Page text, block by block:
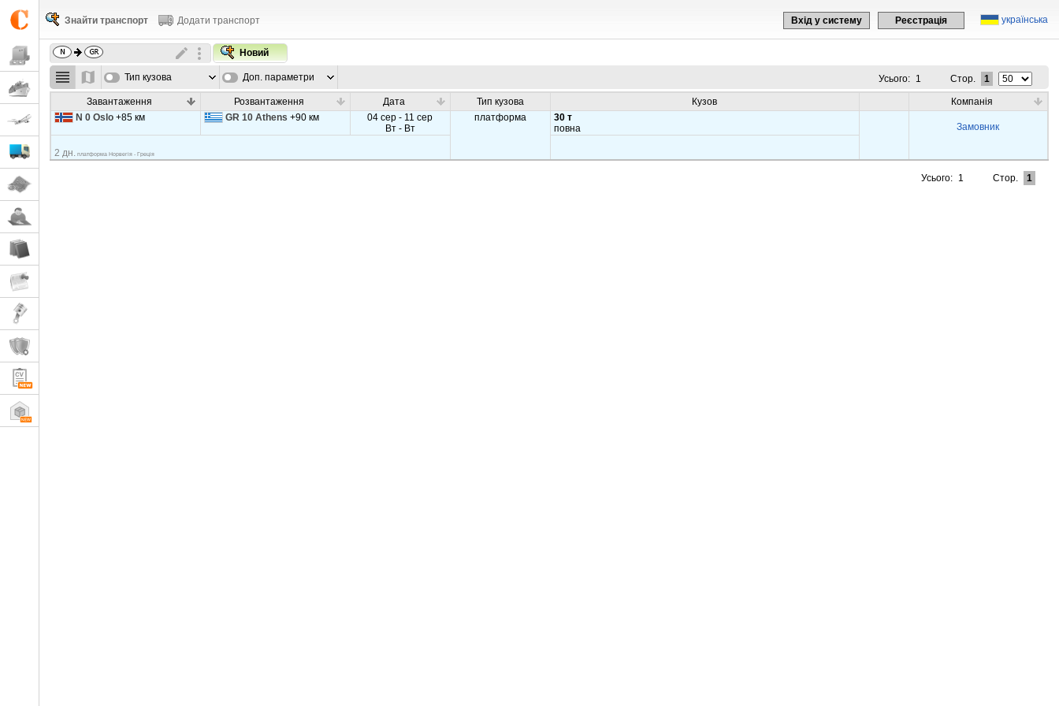
українська
Вхід у систему Реєстрація
Знайти транспорт Додати транспорт
Новий
Тип кузова Доп. параметри Усього: 1 Стор. 1
Завантаження Розвантаження Дата Тип кузова Кузов
Компанія
N 0 Oslo +85 км GR 10 Athens +90 км
04 сер - 11 сер
Вт - Вт
платформа
30 т
повна
Замовник
2 дн. платформа Норвегія - Греція
Усього: 1 Стор. 1